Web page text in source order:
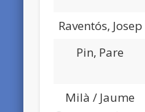
Raventós, Josep
Pin, Pare
Milà / Jaume